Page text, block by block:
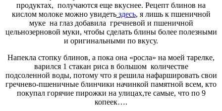
продуктах, получаются еще вкуснее. Рецепт блинов на
кислом молоке можно увидетьздесь, я лишь к пшеничной
муке на глаз добавила гречневой и пшеничной
цельнозерновой муки, чтобы сделать блины более полезными
и оригинальными по вкусу.
Напекла стопку блинов, а пока она «росла» на моей тарелке,
варился 1 стакан риса в большом количестве
подсоленной воды, потому что я решила нафаршировать свои
гречнево-пшеничные блинчики начинкой памятной всем, кто
покупал горячие пирожки на улицах,те самые, что по 9
копеек….